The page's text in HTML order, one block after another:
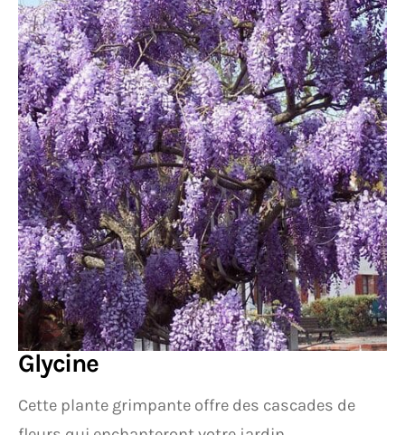
Glycine
Cette plante grimpante offre des cascades de